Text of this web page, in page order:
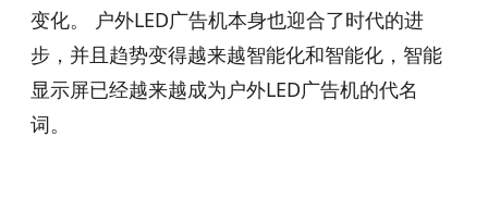
变化。 户外LED广告机本身也迎合了时代的进
步，并且趋势变得越来越智能化和智能化，智能
显示屏已经越来越成为户外LED广告机的代名
词。